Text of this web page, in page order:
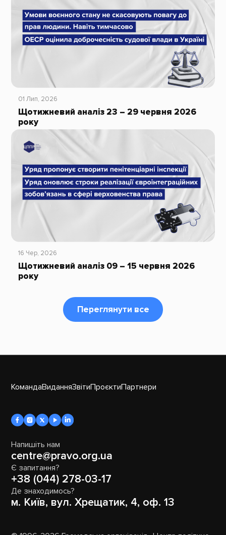
01 Лип, 2026
Щотижневий аналіз 23 – 29 червня 2026
року
16 Чер, 2026
Щотижневий аналіз 09 – 15 червня 2026
року
Переглянути все
КомандаВиданняЗвітиПроєктиПартнери
Напишіть нам
centre@pravo.org.ua
Є запитання?
+38 (044) 278-03-17
Де знаходимось?
м. Київ, вул. Хрещатик, 4, оф. 13